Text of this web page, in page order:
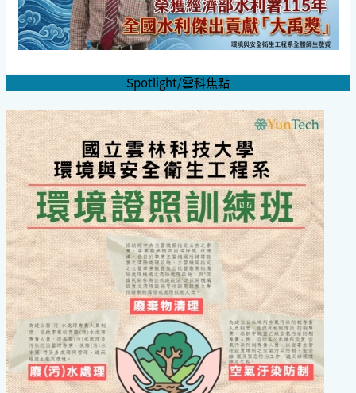
Spotlight/雲科焦點